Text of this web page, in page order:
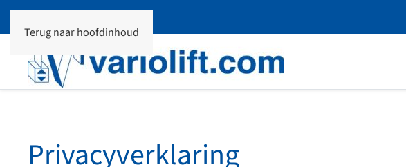
Terug naar hoofdinhoud
Privacyverklaring